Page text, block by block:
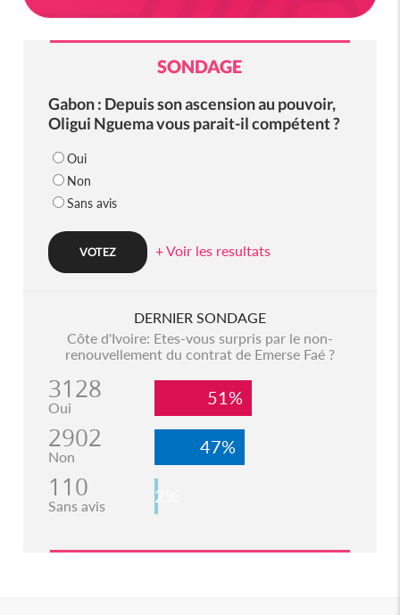
SONDAGE
Gabon : Depuis son ascension au pouvoir,
Oligui Nguema vous parait-il compétent ?
Oui
Non
Sans avis
+ Voir les resultats
DERNIER SONDAGE
Côte d'Ivoire: Etes-vous surpris par le non-
renouvellement du contrat de Emerse Faé ?
3128
Oui 51%
2902
Non 47%
110
Sans avis 2%